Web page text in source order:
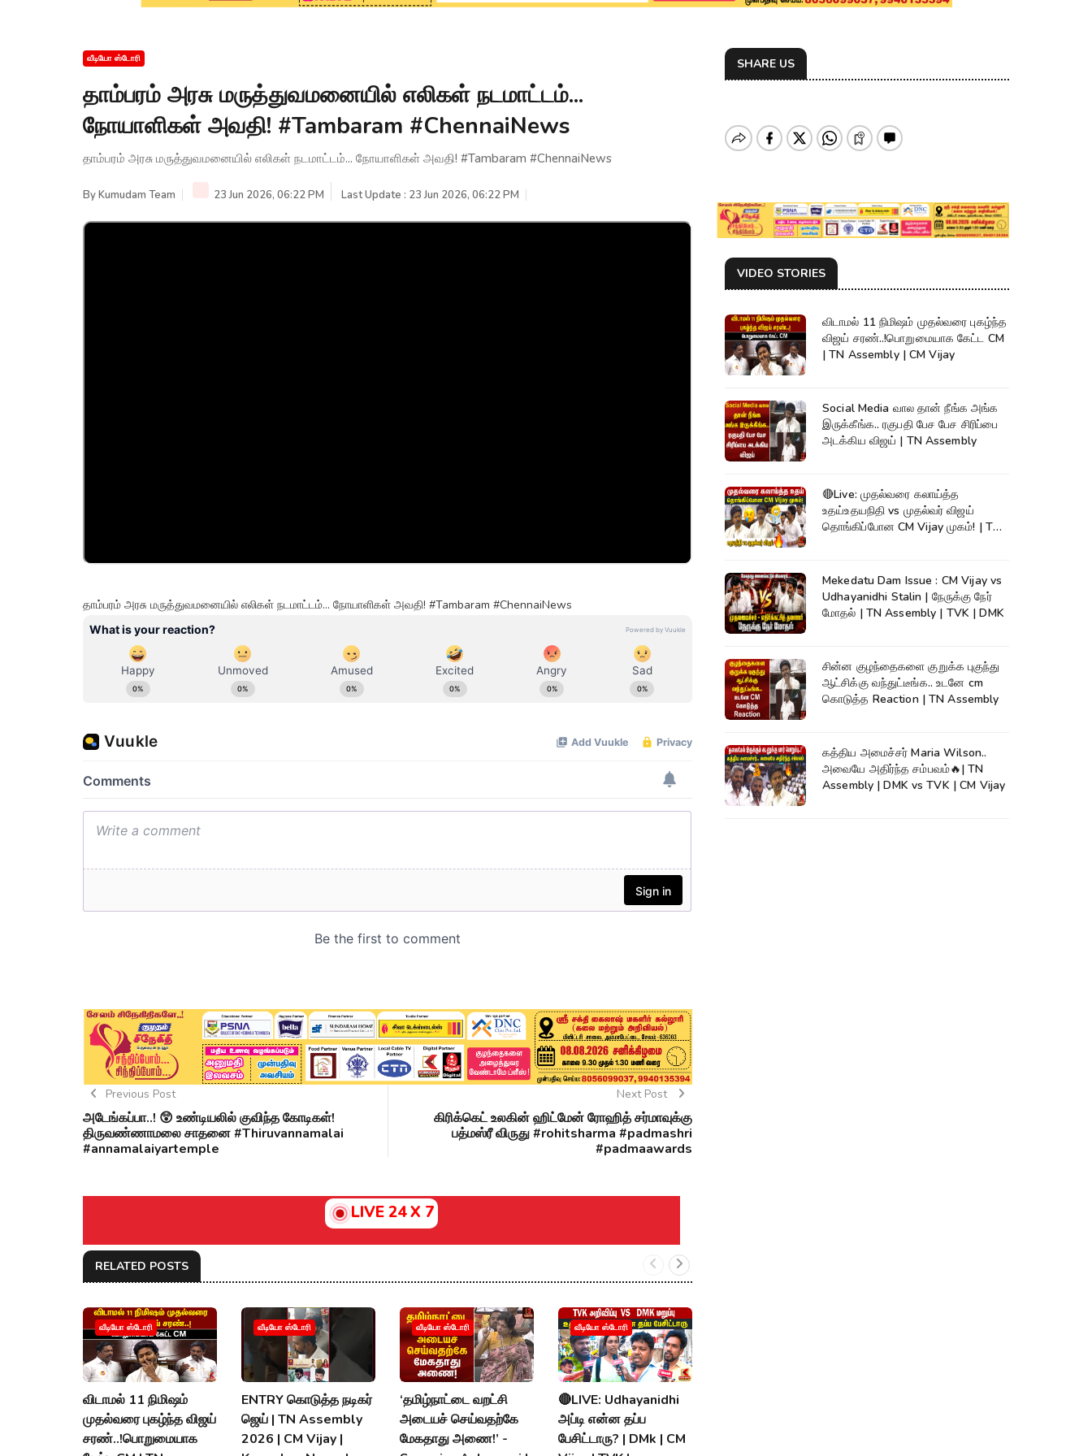
வீடியோ ஸ்டோரி
தாம்பரம் அரசு மருத்துவமனையில் எலிகள் நடமாட்டம்...
நோயாளிகள் அவதி! #Tambaram #ChennaiNews
தாம்பரம் அரசு மருத்துவமனையில் எலிகள் நடமாட்டம்... நோயாளிகள் அவதி! #Tambaram #ChennaiNews
ByKumudam Team 23 Jun 2026, 06:22 PM Last Update : 23 Jun 2026, 06:22 PM
தாம்பரம் அரசு மருத்துவமனையில் எலிகள் நடமாட்டம்... நோயாளிகள் அவதி! #Tambaram #ChennaiNews
Previous Post
அடேங்கப்பா..! 😲 உண்டியலில் குவிந்த கோடிகள்!
திருவண்ணாமலை சாதனை #Thiruvannamalai
#annamalaiyartemple
Next Post
கிரிக்கெட் உலகின் ஹிட்மேன் ரோஹித் சர்மாவுக்கு
பத்மஸ்ரீ விருது #rohitsharma #padmashri
#padmaawards
LIVE 24 X 7
RELATED POSTS
வீடியோ ஸ்டோரி
விடாமல் 11 நிமிஷம்
முதல்வரை புகழ்ந்த விஜய்
சரண்..!பொறுமையாக
வீடியோ ஸ்டோரி
ENTRY கொடுத்த நடிகர்
ஜெய் | TN Assembly
2026 | CM Vijay |
வீடியோ ஸ்டோரி
‘தமிழ்நாட்டை வறட்சி
அடையச் செய்வதற்கே
மேகதாது அணை!’ -
வீடியோ ஸ்டோரி
🔴LIVE: Udhayanidhi
அப்டி என்ன தப்ப
பேசிட்டாரு? | DMk | CM
SHARE US
VIDEO STORIES
விடாமல் 11 நிமிஷம் முதல்வரை புகழ்ந்த
விஜய் சரண்..!பொறுமையாக கேட்ட CM
| TN Assembly | CM Vijay
Social Media வால தான் நீங்க அங்க
இருக்கீங்க.. ரகுபதி பேச பேச சிரிப்பை
அடக்கிய விஜய் | TN Assembly
🔴Live: முதல்வரை கலாய்த்த
உதய்உதயநிதி vs முதல்வர் விஜய்
தொங்கிப்போன CM Vijay முகம்! | TN
Mekedatu Dam Issue : CM Vijay vs
Udhayanidhi Stalin | நேருக்கு நேர்
மோதல் | TN Assembly | TVK | DMK
சின்ன குழந்தைகளை குறுக்க புகுந்து
ஆட்சிக்கு வந்துட்டீங்க.. உடனே cm
கொடுத்த Reaction | TN Assembly
கத்திய அமைச்சர் Maria Wilson..
அவையே அதிர்ந்த சம்பவம்🔥| TN
Assembly | DMK vs TVK | CM Vijay